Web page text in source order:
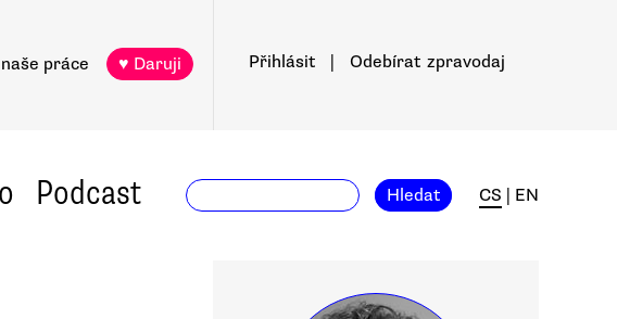
práce ♥ Daruji Přihlásit Odebírat zpravodaj
Podcast Hledat CS EN